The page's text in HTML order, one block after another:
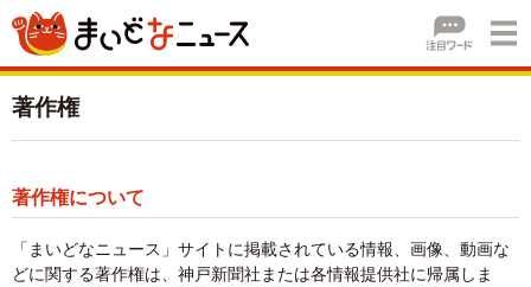
著作権
著作権について
「まいどなニュース」サイトに掲載されている情報、画像、動画な
どに関する著作権は、神戸新聞社または各情報提供社に帰属しま